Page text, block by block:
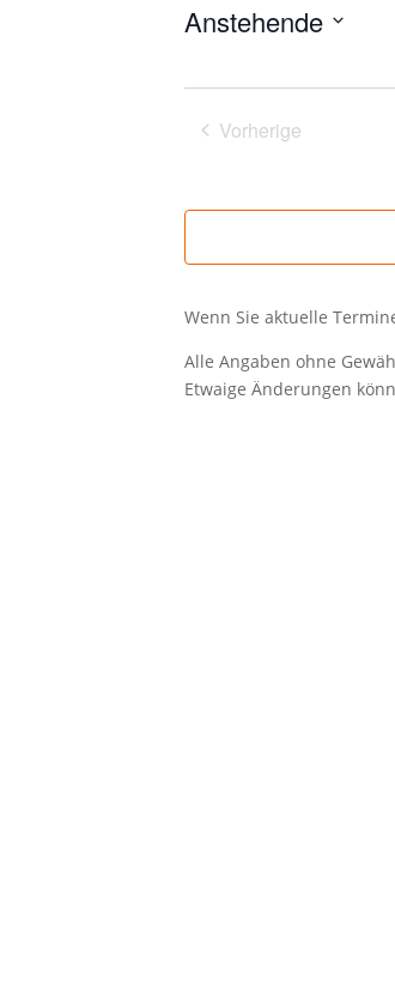
Anstehende
Vorherige
Wenn Sie aktuelle
Alle Angaben ohne
Etwaige Änderungen